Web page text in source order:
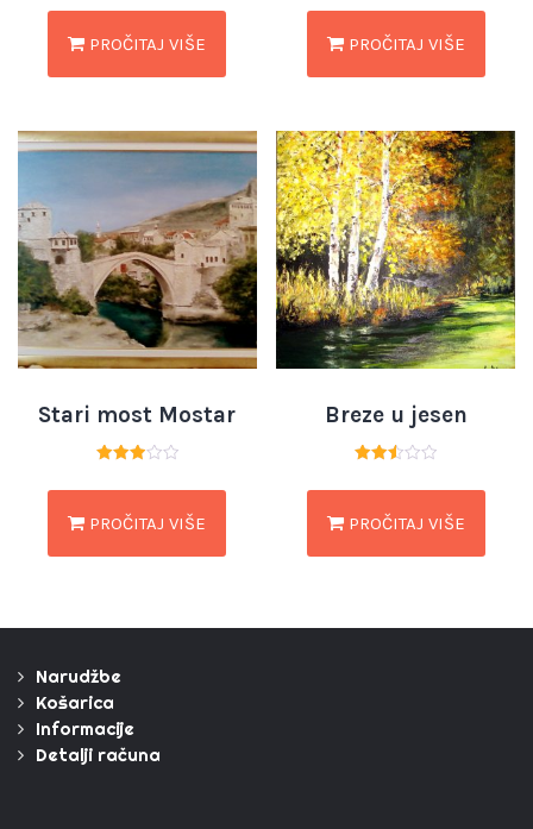
2.00
PROČITAJ VIŠE
4.50
PROČITAJ VIŠE
Stari most Mostar
3.00
PROČITAJ VIŠE
Breze u jesen
2.55
PROČITAJ VIŠE
Narudžbe
Košarica
Informacije
Detalji računa